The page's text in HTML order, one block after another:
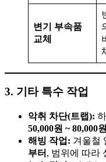
변기 부속품
교체
3. 기타 특수 작업
악취 차단(트랩):
50,000원 ~ 80,000원
해빙 작업: 겨울철
부터 , 범위에 따라